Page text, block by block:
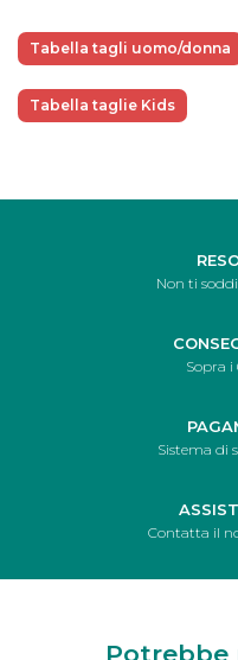
Tabella tagli uomo/donna
Tabella taglie Kids
Non ti
Sopra i
Sistema di
Contatta il
Potrebbe